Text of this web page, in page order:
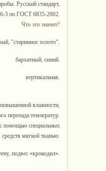
Русский стандарт,
3 по ГОСТ 6835-2002.
Что это значит?
"старинное золото".
бархатный, синий.
вертикальная.
повышенной влажности,
перепада температур.
помощью специальных
средств мягкой тканью.
подвес «крокодил».